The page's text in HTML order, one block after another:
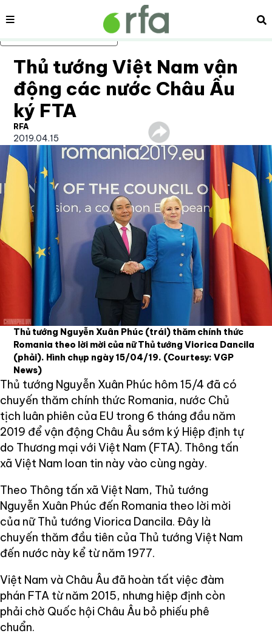
Bỏ qua nội dung chính
Nội dung
Thủ tướng Việt Nam vận
động các nước Châu Âu
ký FTA
RFA
2019.04.15
Thủ tướng Nguyễn Xuân Phúc (trái) thăm chính thức
Romania theo lời mời của nữ Thủ tướng Viorica Dancila
(phải). Hình chụp ngày 15/04/19. (Courtesy: VGP
News)
Thủ tướng Nguyễn Xuân Phúc hôm 15/4 đã có
chuyến thăm chính thức Romania, nước Chủ
tịch luân phiên của EU trong 6 tháng đầu năm
2019 để vận động Châu Âu sớm ký Hiệp định tự
do Thương mại với Việt Nam (FTA). Thông tấn
xã Việt Nam loan tin này vào cùng ngày.
Theo Thông tấn xã Việt Nam, Thủ tướng
Nguyễn Xuân Phúc đến Romania theo lời mời
của nữ Thủ tướng Viorica Dancila. Đây là
chuyến thăm đầu tiên của Thủ tướng Việt Nam
đến nước này kể từ năm 1977.
Việt Nam và Châu Âu đã hoàn tất việc đàm
phán FTA từ năm 2015, nhưng hiệp định còn
phải chờ Quốc hội Châu Âu bỏ phiếu phê
chuẩn.